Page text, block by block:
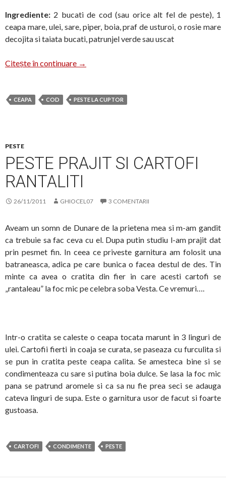
Ingrediente: 2 bucati de cod (sau orice alt fel de peste), 1
ceapa mare, ulei, sare, piper, boia, praf de usturoi, o rosie mare
decojita si taiata bucati, patrunjel verde sau uscat
Citește în continuare Cod pe pat de ceapa
→
CEAPA COD PESTE LA CUPTOR
PESTE
PESTE PRAJIT SI CARTOFI
RANTALITI
26/11/2011 GHIOCEL07 3 COMENTARII
Aveam un somn de Dunare de la prietena mea si m-am gandit
ca trebuie sa fac ceva cu el. Dupa putin studiu l-am prajit dat
prin pesmet fin. In ceea ce priveste garnitura am folosit una
batraneasca, adica pe care bunica o facea destul de des. Tin
minte ca avea o cratita din fier in care acesti cartofi se
„rantaleau” la foc mic pe celebra soba Vesta. Ce vremuri….
Intr-o cratita se caleste o ceapa tocata marunt in 3 linguri de
ulei. Cartofii fierti in coaja se curata, se paseaza cu furculita si
se pun in cratita peste ceapa calita. Se amesteca bine si se
condimenteaza cu sare si putina boia dulce. Se lasa la foc mic
pana se patrund aromele si ca sa nu fie prea seci se adauga
cateva linguri de supa. Este o garnitura usor de facut si foarte
gustoasa.
CARTOFI CONDIMENTE PESTE